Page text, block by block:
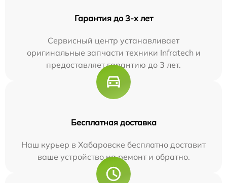
Гарантия до 3-х лет
Сервисный центр устанавливает
оригинальные запчасти техники Infratech и
предоставляет гарантию до 3 лет.
Бесплатная доставка
Наш курьер в Хабаровске бесплатно доставит
ваше устройство на ремонт и обратно.